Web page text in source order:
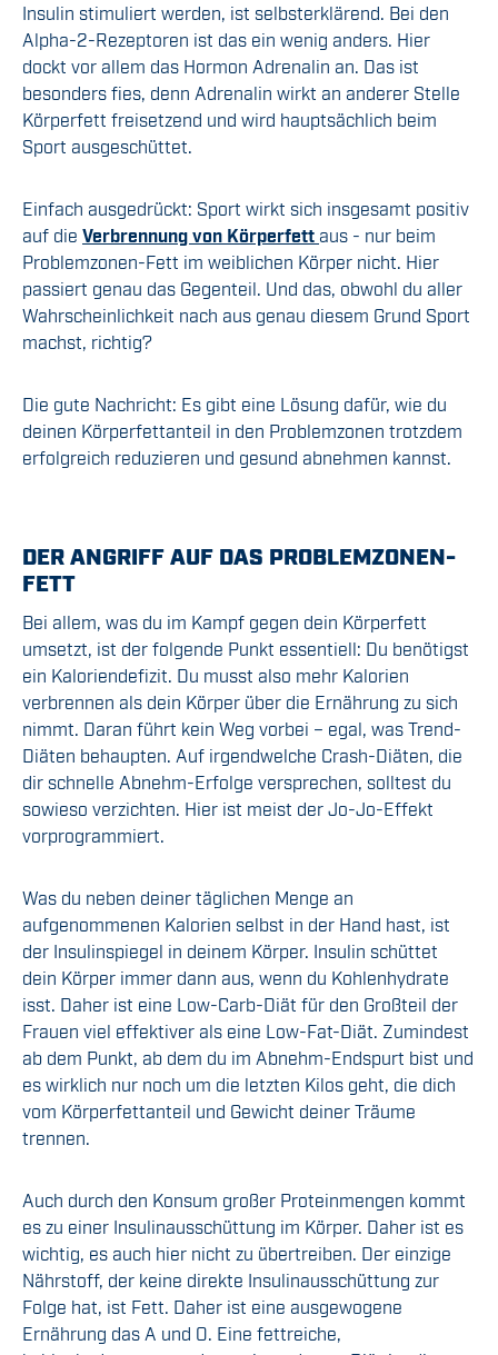
Insulin stimuliert werden, ist selbsterklärend. Bei den
Alpha-2-Rezeptoren ist das ein wenig anders. Hier
dockt vor allem das Hormon Adrenalin an. Das ist
besonders fies, denn Adrenalin wirkt an anderer Stelle
Körperfett freisetzend und wird hauptsächlich beim
Sport ausgeschüttet.
Einfach ausgedrückt: Sport wirkt sich insgesamt positiv
auf die Verbrennung von Körperfett aus - nur beim
Problemzonen-Fett im weiblichen Körper nicht. Hier
passiert genau das Gegenteil. Und das, obwohl du aller
Wahrscheinlichkeit nach aus genau diesem Grund Sport
machst, richtig?
Die gute Nachricht: Es gibt eine Lösung dafür, wie du
deinen Körperfettanteil in den Problemzonen trotzdem
erfolgreich reduzieren und gesund abnehmen kannst.
DER ANGRIFF AUF DAS PROBLEMZONEN-
FETT
Bei allem, was du im Kampf gegen dein Körperfett
umsetzt, ist der folgende Punkt essentiell: Du benötigst
ein Kaloriendefizit. Du musst also mehr Kalorien
verbrennen als dein Körper über die Ernährung zu sich
nimmt. Daran führt kein Weg vorbei – egal, was Trend-
Diäten behaupten. Auf irgendwelche Crash-Diäten, die
dir schnelle Abnehm-Erfolge versprechen, solltest du
sowieso verzichten. Hier ist meist der Jo-Jo-Effekt
vorprogrammiert.
Was du neben deiner täglichen Menge an
aufgenommenen Kalorien selbst in der Hand hast, ist
der Insulinspiegel in deinem Körper. Insulin schüttet
dein Körper immer dann aus, wenn du Kohlenhydrate
isst. Daher ist eine Low-Carb-Diät für den Großteil der
Frauen viel effektiver als eine Low-Fat-Diät. Zumindest
ab dem Punkt, ab dem du im Abnehm-Endspurt bist und
es wirklich nur noch um die letzten Kilos geht, die dich
vom Körperfettanteil und Gewicht deiner Träume
trennen.
Auch durch den Konsum großer Proteinmengen kommt
es zu einer Insulinausschüttung im Körper. Daher ist es
wichtig, es auch hier nicht zu übertreiben. Der einzige
Nährstoff, der keine direkte Insulinausschüttung zur
Folge hat, ist Fett. Daher ist eine ausgewogene
Ernährung das A und O. Eine fettreiche,